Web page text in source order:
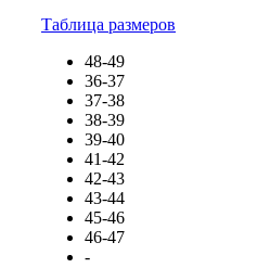
Таблица размеров
48-49
36-37
37-38
38-39
39-40
41-42
42-43
43-44
45-46
46-47
-